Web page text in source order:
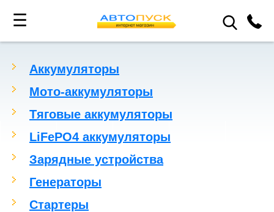
☰
Аккумуляторы
Мото-аккумуляторы
Тяговые аккумуляторы
LiFePO4 аккумуляторы
Зарядные устройства
Генераторы
Стартеры